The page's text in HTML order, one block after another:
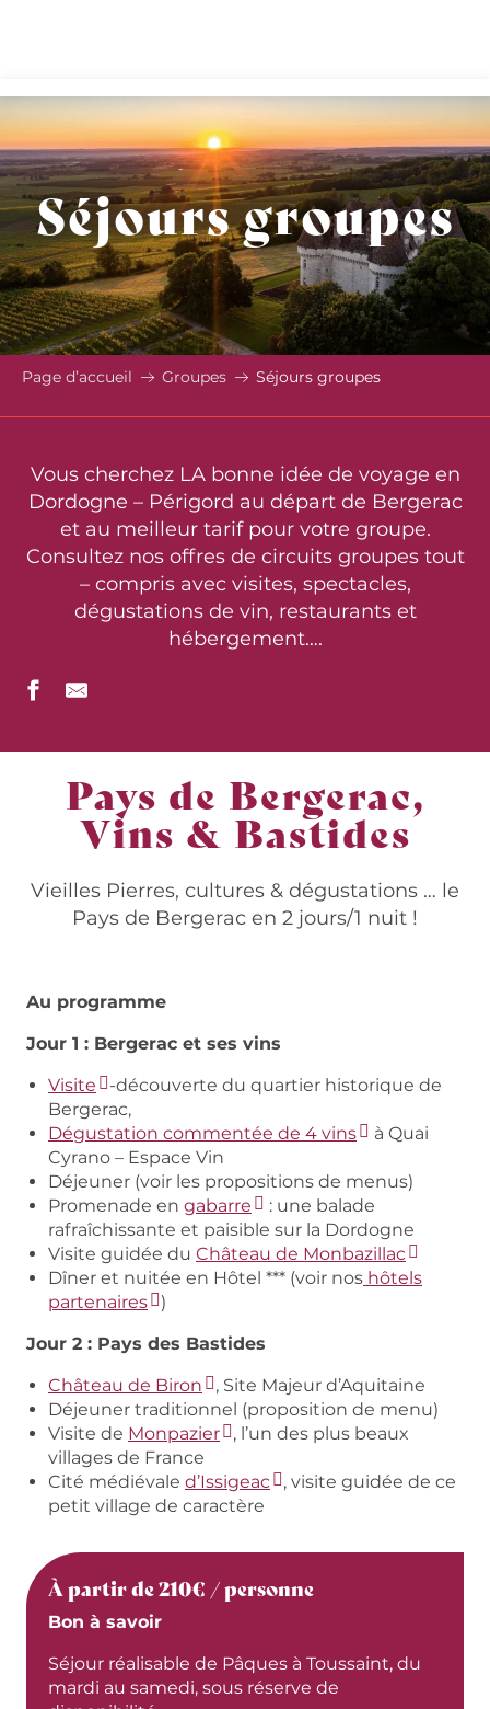
principal
Séjours groupes
Page d’accueil Groupes Séjours groupes
Vous cherchez LA bonne idée de voyage en
Dordogne – Périgord au départ de Bergerac
et au meilleur tarif pour votre groupe.
Consultez nos offres de circuits groupes tout
– compris avec visites, spectacles,
dégustations de vin, restaurants et
hébergement….
Pays de Bergerac,
Vins & Bastides
Vieilles Pierres, cultures & dégustations … le
Pays de Bergerac en 2 jours/1 nuit !
Au programme
Jour 1 : Bergerac et ses vins
Visite
-découverte du quartier historique de
Bergerac,
Dégustation commentée de 4 vins
à Quai
Cyrano – Espace Vin
Déjeuner (voir les propositions de menus)
Promenade en gabarre
: une balade
rafraîchissante et paisible sur la Dordogne
Visite guidée du Château de Monbazillac
Dîner et nuitée en Hôtel *** (voir nos hôtels
partenaires
)
Jour 2 : Pays des Bastides
Château de Biron
, Site Majeur d’Aquitaine
Déjeuner traditionnel (proposition de menu)
Visite de Monpazier
, l’un des plus beaux
villages de France
Cité médiévale d’Issigeac
, visite guidée de ce
petit village de caractère
À partir de 210€ / personne
Bon à savoir
Séjour réalisable de Pâques à Toussaint, du
mardi au samedi, sous réserve de